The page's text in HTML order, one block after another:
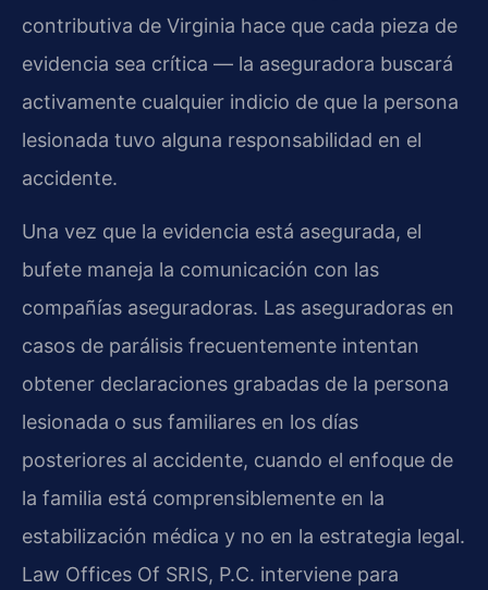
contributiva de Virginia hace que cada pieza de
evidencia sea crítica — la aseguradora buscará
activamente cualquier indicio de que la persona
lesionada tuvo alguna responsabilidad en el
accidente.
Una vez que la evidencia está asegurada, el
bufete maneja la comunicación con las
compañías aseguradoras. Las aseguradoras en
casos de parálisis frecuentemente intentan
obtener declaraciones grabadas de la persona
lesionada o sus familiares en los días
posteriores al accidente, cuando el enfoque de
la familia está comprensiblemente en la
estabilización médica y no en la estrategia legal.
Law Offices Of SRIS, P.C. interviene para